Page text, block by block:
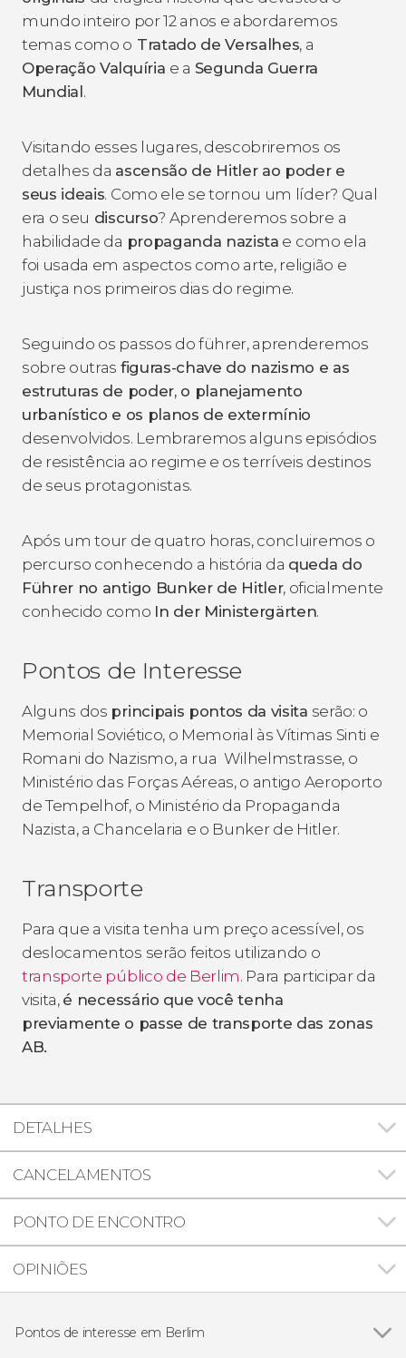
mundo inteiro por 12 anos e abordaremos
temas como o Tratado de Versalhes, a
Operação Valquíria e a Segunda Guerra
Mundial.
Visitando esses lugares, descobriremos os
detalhes da ascensão de Hitler ao poder e
seus ideais. Como ele se tornou um líder? Qual
era o seu discurso? Aprenderemos sobre a
habilidade da propaganda nazista e como ela
foi usada em aspectos como arte, religião e
justiça nos primeiros dias do regime.
Seguindo os passos do führer, aprenderemos
sobre outras figuras-chave do nazismo e as
estruturas de poder, o planejamento
urbanístico e os planos de extermínio
desenvolvidos. Lembraremos alguns episódios
de resistência ao regime e os terríveis destinos
de seus protagonistas.
Após um tour de quatro horas, concluiremos o
percurso conhecendo a história da queda do
Führer no antigo Bunker de Hitler, oficialmente
conhecido como In der Ministergärten.
Pontos de Interesse
Alguns dos principais pontos da visita serão: o
Memorial Soviético, o Memorial às Vítimas Sinti e
Romani do Nazismo, a rua Wilhelmstrasse, o
Ministério das Forças Aéreas, o antigo Aeroporto
de Tempelhof, o Ministério da Propaganda
Nazista, a Chancelaria e o Bunker de Hitler.
Transporte
Para que a visita tenha um preço acessível, os
deslocamentos serão feitos utilizando o
transporte público de Berlim. Para participar da
visita, é necessário que você tenha
previamente o passe de transporte das zonas
AB.
DETALHES
CANCELAMENTOS
PONTO DE ENCONTRO
OPINIÕES
Pontos de interesse em Berlim